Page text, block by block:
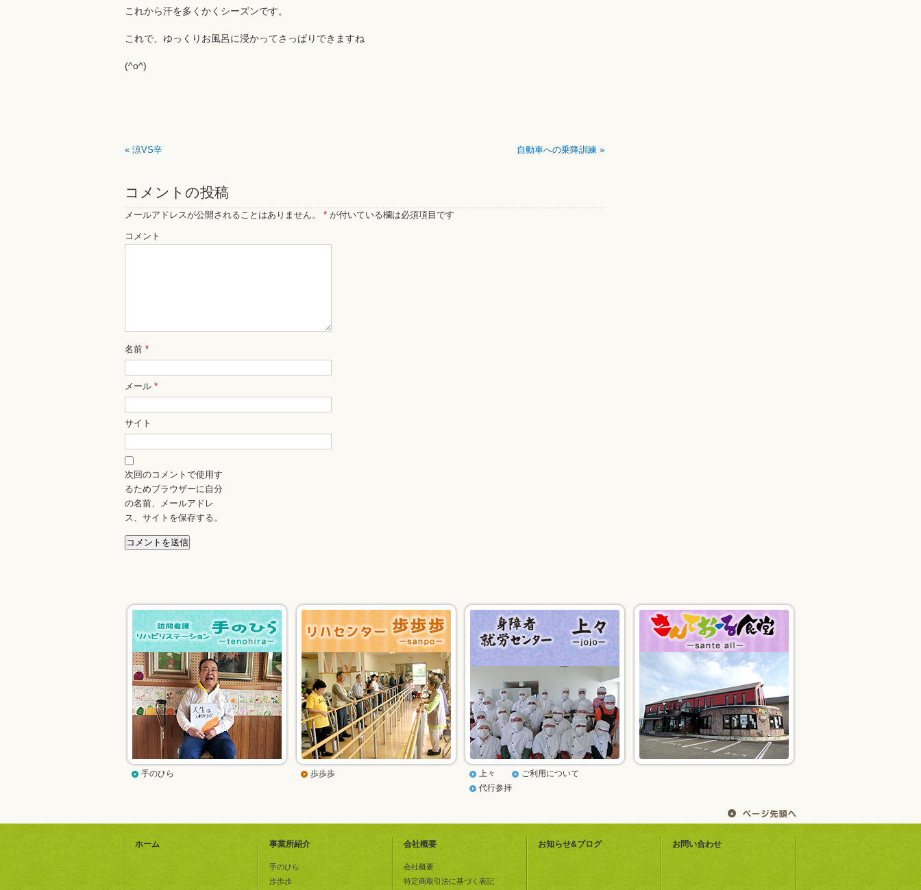
これから汗を多くかくシーズンです。
これで、ゆっくりお風呂に浸かってさっぱりできますね
(^o^)
« 涼VS辛 自動車への乗降訓練 »
コメントの投稿
メールアドレスが公開されることはありません。 * が付いている欄は必須項目です
コメント
名前 *
メール *
サイト
次回のコメントで使用す
るためブラウザーに自分
の名前、メールアドレ
ス、サイトを保存する。
手のひら 歩歩歩 上々
ご利用について
代行参拝
ホーム 事業所紹介
手のひら
歩歩歩
会社概要
会社概要
特定商取引法に基づく表記
お知らせ&ブログ お問い合わせ